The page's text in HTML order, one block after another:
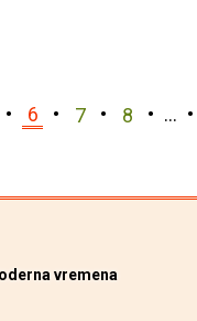
6 7 8 …
vremena